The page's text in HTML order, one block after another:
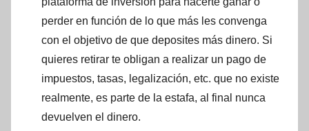
perder en función de lo que más les convenga
con el objetivo de que deposites más dinero. Si
quieres retirar te obligan a realizar un pago de
impuestos, tasas, legalización, etc. que no existe
realmente, es parte de la estafa, al final nunca
devuelven el dinero.